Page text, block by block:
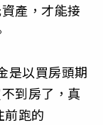
產，才能接
是以買房頭期
到房了，真
前跑的